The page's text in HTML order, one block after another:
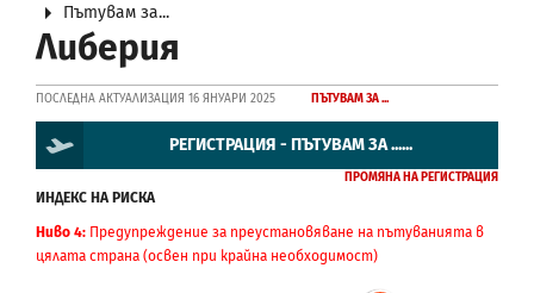
Пътувам за...
Либерия
ПОСЛЕДНА АКТУАЛИЗАЦИЯ 16 ЯНУАРИ 2025 ПЪТУВАМ ЗА ...
РЕГИСТРАЦИЯ - ПЪТУВАМ ЗА ......
ПРОМЯНА НА РЕГИСТРАЦИЯ
ИНДЕКС НА РИСКА
Ниво 4: Предупреждение за преустановяване на пътуванията в
цялата страна (освен при крайна необходимост)